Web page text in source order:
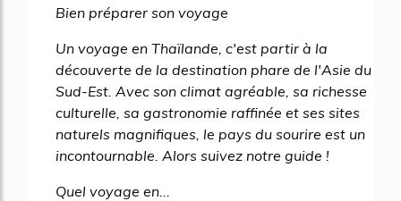
Bien préparer son voyage
Un voyage en Thaïlande, c'est partir à la
découverte de la destination phare de l'Asie du
Sud-Est. Avec son climat agréable, sa richesse
culturelle, sa gastronomie raffinée et ses sites
naturels magnifiques, le pays du sourire est un
incontournable. Alors suivez notre guide !
Quel voyage en...